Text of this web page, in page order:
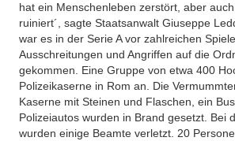
hat ein Menschenleben zerstört, aber
ruiniert´, sagte Staatsanwalt Giuseppe
war es in der Serie A vor zahlreichen
Ausschreitungen und Angriffen auf die
gekommen. Eine Gruppe von etwa 400
Polizeikaserne in Rom an. Die
Kaserne mit Steinen und Flaschen, ein
Polizeiautos wurden in Brand gesetzt. Bei
wurden einige Beamte verletzt. 20